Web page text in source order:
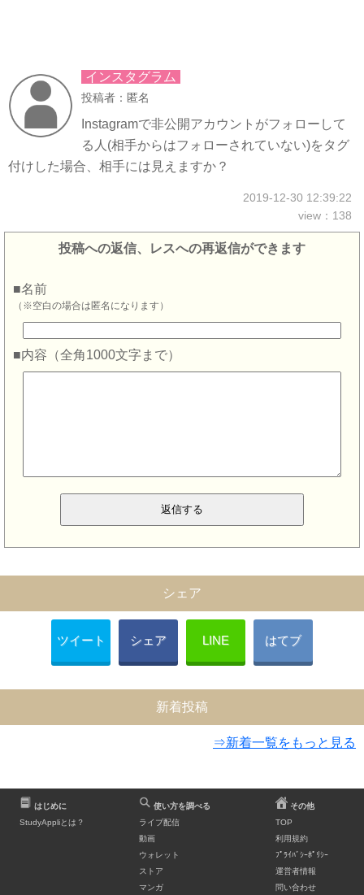
インスタグラム
投稿者：匿名
Instagramで非公開アカウントがフォローして
る人(相手からはフォローされていない)をタグ
付けした場合、相手には見えますか？
2019-12-30 12:39:22
view：138
投稿への返信、レスへの再返信ができます
■名前
（※空白の場合は匿名になります）
■内容（全角1000文字まで）
シェア
ツイート シェア LINE はてブ
新着投稿
⇒新着一覧をもっと見る
はじめに
StudyAppliとは？
使い方を調べる
ライブ配信
動画
ウォレット
ストア
マンガ
その他
TOP
利用規約
ﾌﾟﾗｲﾊﾞｼｰﾎﾟﾘｼｰ
運営者情報
問い合わせ